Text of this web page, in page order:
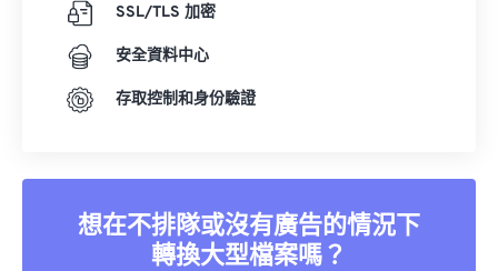
SSL/TLS 加密
安全資料中心
存取控制和身份驗證
想在不排隊或沒有廣告的情況下
轉換大型檔案嗎？